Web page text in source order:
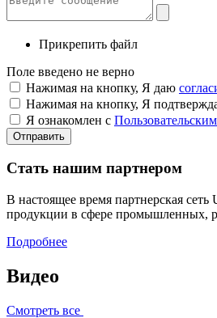
Прикрепить файл
Поле введено не верно
Нажимая на кнопку, Я даю
Нажимая на кнопку, Я
Я ознакомлен с
Отправить
Стать нашим партнером
В настоящее время партнерская
продукции в сфере промышленных,
Подробнее
Видео
Смотреть все